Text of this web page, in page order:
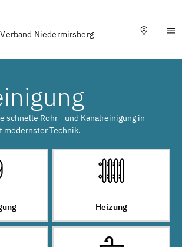
Niedermirsberg
schnelle Rohr - und Kanalreinigung in
modernster Technik.
Heizung